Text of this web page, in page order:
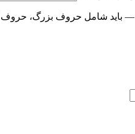
— باید شامل حروف بزرگ، حروف کوچک و عدد